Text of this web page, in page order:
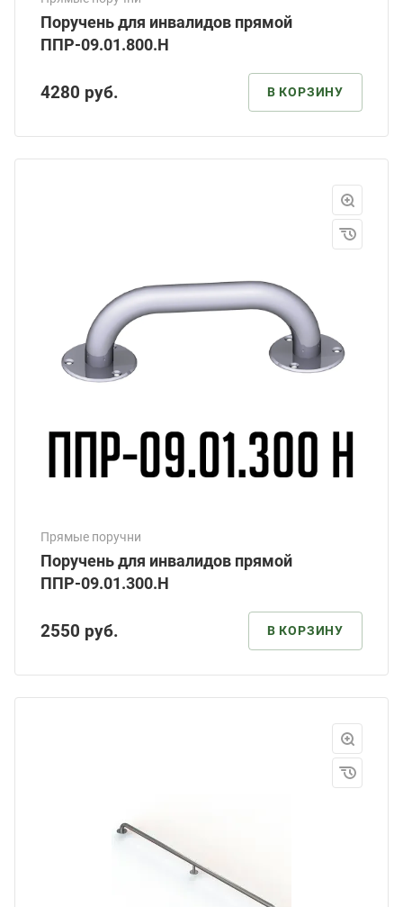
Поручень для инвалидов прямой
ППР-09.01.800.Н
4280 руб. В КОРЗИНУ
Прямые поручни
Поручень для инвалидов прямой
ППР-09.01.300.Н
2550 руб. В КОРЗИНУ